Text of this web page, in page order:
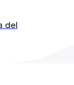
del